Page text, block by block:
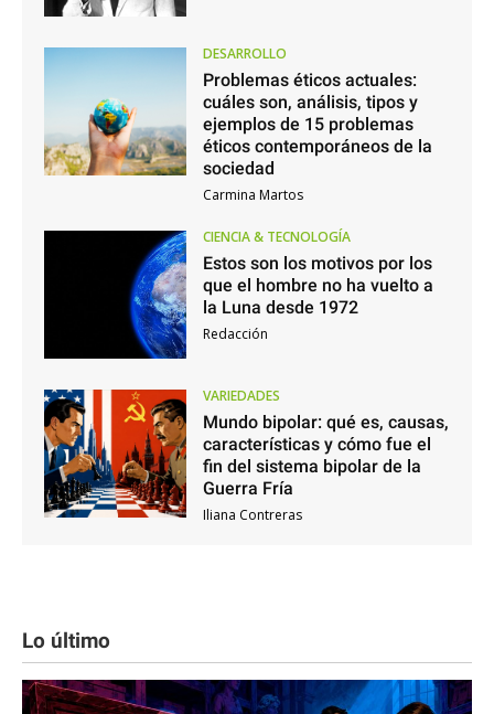
DESARROLLO
Problemas éticos actuales:
cuáles son, análisis, tipos y
ejemplos de 15 problemas
éticos contemporáneos de la
sociedad
Carmina Martos
CIENCIA & TECNOLOGÍA
Estos son los motivos por los
que el hombre no ha vuelto a
la Luna desde 1972
Redacción
VARIEDADES
Mundo bipolar: qué es, causas,
características y cómo fue el
fin del sistema bipolar de la
Guerra Fría
Iliana Contreras
Lo último